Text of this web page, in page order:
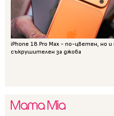
iPhone 18 Pro Max - по-цветен, но и
съкрушителен за джоба